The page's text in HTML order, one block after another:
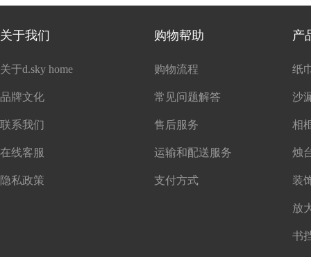
关于我们
关于d.sky home
品牌文化
联系我们
在线客服
隐私政策
购物帮助
购物流程
常见问题解答
售后服务
运输和配送服务
支付方式
产
纸
沙
书